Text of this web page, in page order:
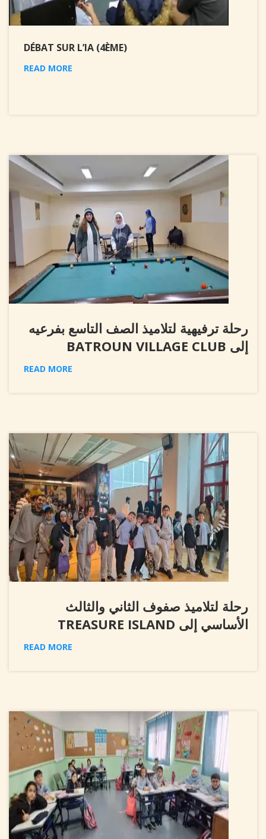
DÉBAT SUR L’IA (4ÈME)
READ MORE
رحلة ترفيهية لتلاميذ الصف التاسع بفرعيه
إلى BATROUN VILLAGE CLUB
READ MORE
رحلة لتلاميذ صفوف الثاني والثالث
الأساسي إلى TREASURE ISLAND
READ MORE